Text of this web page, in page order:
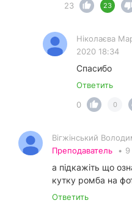
23
23
Ніколаєва
2020 18:34
Спасибо
Ответить
0
0
Вігжінський
Преподаватель
• 9
а підкажіть що
кутку ромба на
Ответить